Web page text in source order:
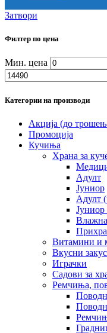
Затвори
Филтер по цена
Мин. цена
Категории на производи
Акција (до
Промоција
Кучиња
Храна за
Адулт
Јуниор
Адулт
Витамини и
Вкусни
Играчки
Садови за
Ремчиња,